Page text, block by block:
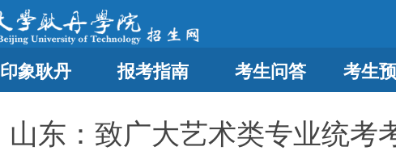
印象耿丹 报考指南 考生问答 考生
山东：致广大艺术类专业统考